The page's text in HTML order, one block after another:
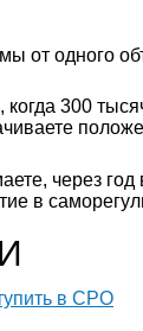
от одного
когда 300
через
в
в СРО